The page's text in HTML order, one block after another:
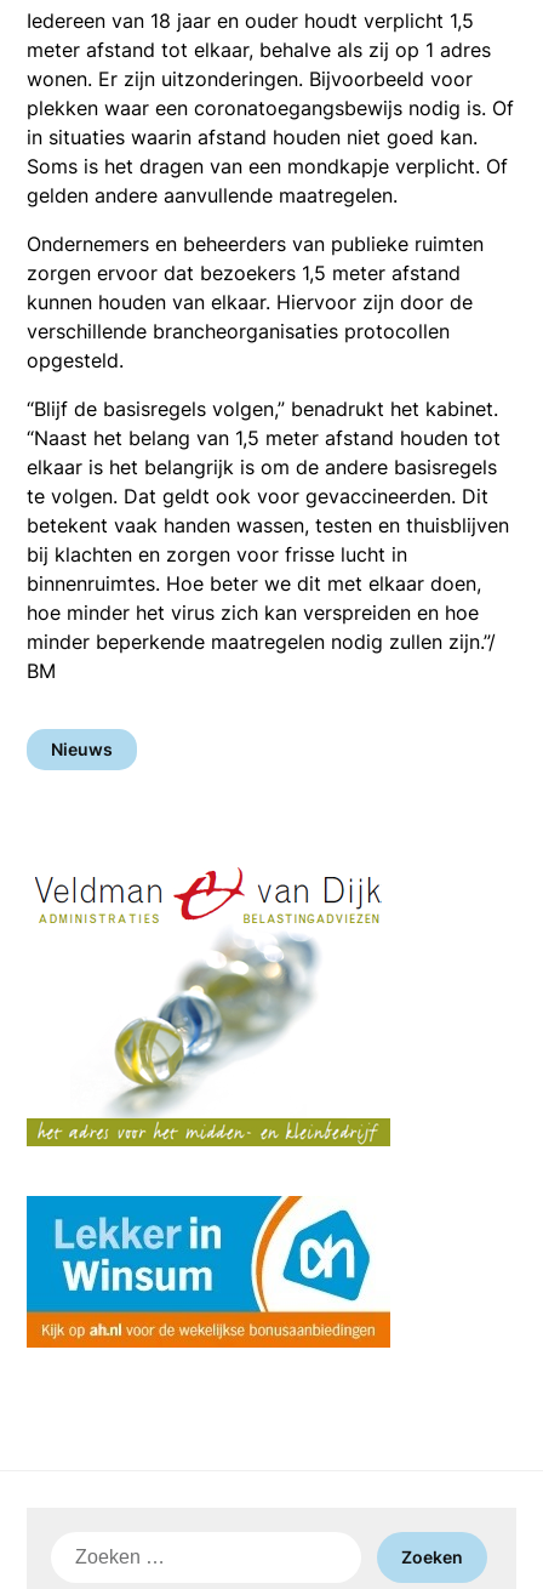
Iedereen van 18 jaar en ouder houdt verplicht 1,5
meter afstand tot elkaar, behalve als zij op 1 adres
wonen. Er zijn uitzonderingen. Bijvoorbeeld voor
plekken waar een coronatoegangsbewijs nodig is. Of
in situaties waarin afstand houden niet goed kan.
Soms is het dragen van een mondkapje verplicht. Of
gelden andere aanvullende maatregelen.
Ondernemers en beheerders van publieke ruimten
zorgen ervoor dat bezoekers 1,5 meter afstand
kunnen houden van elkaar. Hiervoor zijn door de
verschillende brancheorganisaties protocollen
opgesteld.
“Blijf de basisregels volgen,” benadrukt het kabinet.
“Naast het belang van 1,5 meter afstand houden tot
elkaar is het belangrijk is om de andere basisregels
te volgen. Dat geldt ook voor gevaccineerden. Dit
betekent vaak handen wassen, testen en thuisblijven
bij klachten en zorgen voor frisse lucht in
binnenruimtes. Hoe beter we dit met elkaar doen,
hoe minder het virus zich kan verspreiden en hoe
minder beperkende maatregelen nodig zullen zijn.”/
BM
Nieuws
Zoeken